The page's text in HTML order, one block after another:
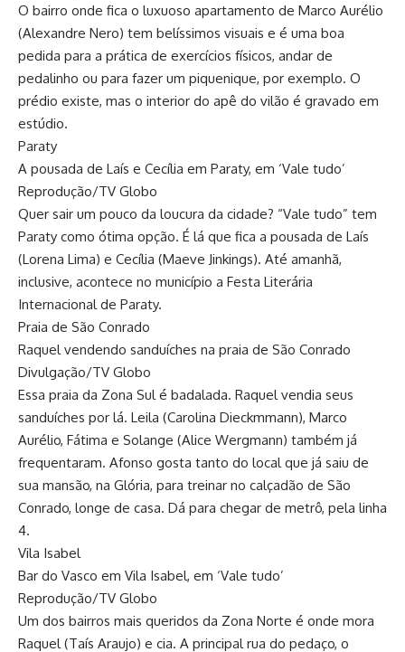
O bairro onde fica o luxuoso apartamento de Marco Aurélio
(Alexandre Nero) tem belíssimos visuais e é uma boa
pedida para a prática de exercícios físicos, andar de
pedalinho ou para fazer um piquenique, por exemplo. O
prédio existe, mas o interior do apê do vilão é gravado em
estúdio.
Paraty
A pousada de Laís e Cecília em Paraty, em ‘Vale tudo’
Reprodução/TV Globo
Quer sair um pouco da loucura da cidade? “Vale tudo” tem
Paraty como ótima opção. É lá que fica a pousada de Laís
(Lorena Lima) e Cecília (Maeve Jinkings). Até amanhã,
inclusive, acontece no município a Festa Literária
Internacional de Paraty.
Praia de São Conrado
Raquel vendendo sanduíches na praia de São Conrado
Divulgação/TV Globo
Essa praia da Zona Sul é badalada. Raquel vendia seus
sanduíches por lá. Leila (Carolina Dieckmmann), Marco
Aurélio, Fátima e Solange (Alice Wergmann) também já
frequentaram. Afonso gosta tanto do local que já saiu de
sua mansão, na Glória, para treinar no calçadão de São
Conrado, longe de casa. Dá para chegar de metrô, pela linha
4.
Vila Isabel
Bar do Vasco em Vila Isabel, em ‘Vale tudo’
Reprodução/TV Globo
Um dos bairros mais queridos da Zona Norte é onde mora
Raquel (Taís Araujo) e cia. A principal rua do pedaço, o